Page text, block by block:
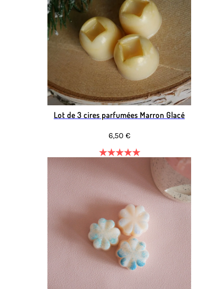
Lot de 3 cires parfumées Marron Glacé
6,50 €
★★★★★